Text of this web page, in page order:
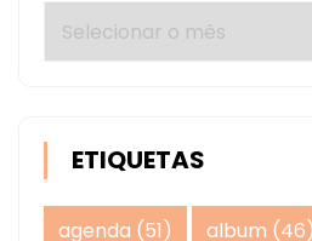
Arquivos
ETIQUETAS
agenda (51) album (46)